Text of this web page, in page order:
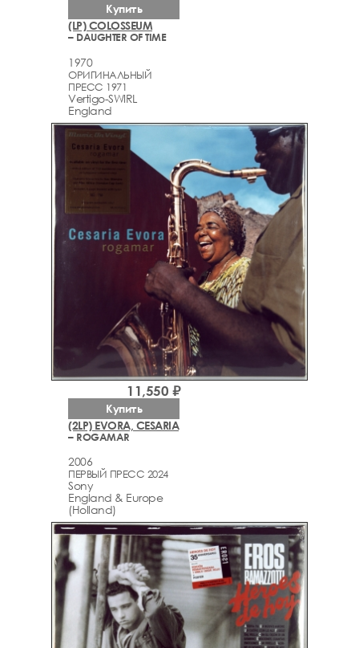
(LP) COLOSSEUM
– DAUGHTER OF TIME
1970
ОРИГИНАЛЬНЫЙ
ПРЕСС 1971
Vertigo-SWIRL
England
Купить
(2LP) EVORA, CESARIA
– ROGAMAR
2006
ПЕРВЫЙ ПРЕСС 2024
Sony
England & Europe
(Holland)
11,550 ₽
Купить